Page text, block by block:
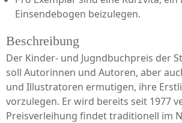
Einsendebogen beizulegen.
Beschreibung
Der Kinder- und Jugndbuchpreis der
soll Autorinnen und Autoren, aber
und Illustratoren ermutigen, ihre
vorzulegen. Er wird bereits seit 1977
Preisverleihung findet traditionell im